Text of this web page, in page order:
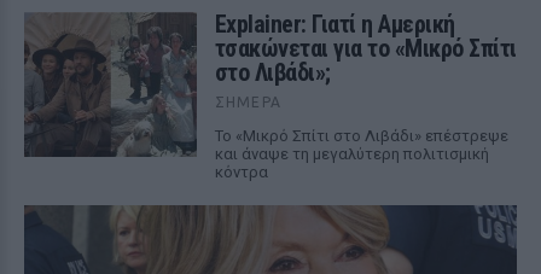
Explainer: Γιατί η Αμερική
τσακώνεται για το «Μικρό Σπίτι
στο Λιβάδι»;
ΣΉΜΕΡΑ
Το «Μικρό Σπίτι στο Λιβάδι» επέστρεψε
και άναψε τη μεγαλύτερη πολιτισμική
κόντρα